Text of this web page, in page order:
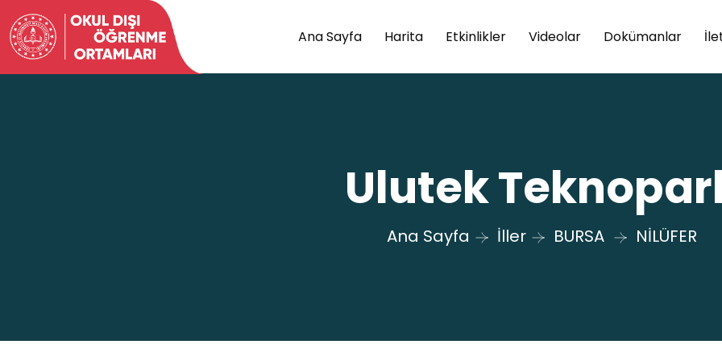
Ana Sayfa Harita Etkinlikler Videolar Dokümanlar
Ulutek
Ana Sayfa İller BURSA NİLÜFER